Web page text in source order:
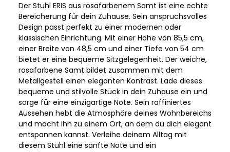
Der Stuhl ERIS aus rosafarbenem Samt ist eine echte
Bereicherung für dein Zuhause. Sein anspruchsvolles
Design passt perfekt zu einer modernen oder
klassischen Einrichtung. Mit einer Höhe von 85,5 cm,
einer Breite von 48,5 cm und einer Tiefe von 54 cm
bietet er eine bequeme Sitzgelegenheit. Der weiche,
rosafarbene Samt bildet zusammen mit dem
Metallgestell einen eleganten Kontrast. Lade dieses
bequeme und stilvolle Stück in dein Zuhause ein und
sorge für eine einzigartige Note. Sein raffiniertes
Aussehen hebt die Atmosphäre deines Wohnbereichs
und macht ihn zu einem Ort, an dem du dich elegant
entspannen kannst. Verleihe deinem Alltag mit
diesem Stuhl eine sanfte Note und ein